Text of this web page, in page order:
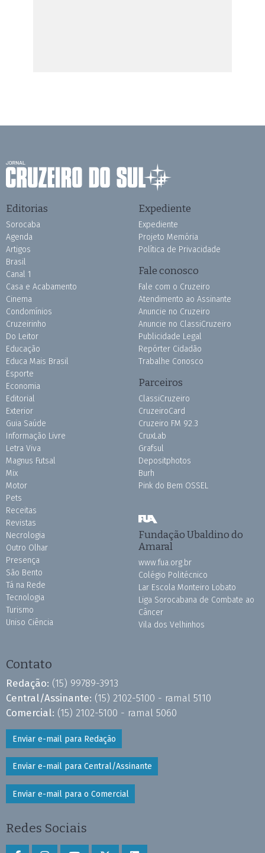
Editorias
Sorocaba
Agenda
Artigos
Brasil
Canal 1
Casa e Acabamento
Cinema
Condomínios
Cruzeirinho
Do Leitor
Educação
Educa Mais Brasil
Esporte
Economia
Editorial
Exterior
Guia Saúde
Informação Livre
Letra Viva
Magnus Futsal
Mix
Motor
Pets
Receitas
Revistas
Necrologia
Outro Olhar
Presença
São Bento
Tá na Rede
Tecnologia
Turismo
Uniso Ciência
Expediente
Expediente
Projeto Memória
Política de Privacidade
Fale conosco
Fale com o Cruzeiro
Atendimento ao Assinante
Anuncie no Cruzeiro
Anuncie no ClassiCruzeiro
Publicidade Legal
Repórter Cidadão
Trabalhe Conosco
Parceiros
ClassiCruzeiro
CruzeiroCard
Cruzeiro FM 92.3
CruxLab
Grafsul
Depositphotos
Burh
Pink do Bem OSSEL
Fundação Ubaldino do
Amaral
www.fua.org.br
Colégio Politécnico
Lar Escola Monteiro Lobato
Liga Sorocabana de Combate ao
Câncer
Vila dos Velhinhos
Contato
Redação: (15) 99789-3913
Central/Assinante: (15) 2102-5100 - ramal 5110
Comercial: (15) 2102-5100 - ramal 5060
Enviar e-mail para Redação
Enviar e-mail para Central/Assinante
Enviar e-mail para o Comercial
Redes Sociais